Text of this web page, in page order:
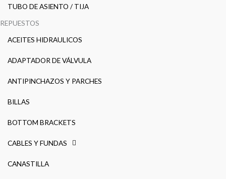
TUBO DE ASIENTO / TIJA
REPUESTOS
ACEITES HIDRAULICOS
ADAPTADOR DE VÁLVULA
ANTIPINCHAZOS Y PARCHES
BILLAS
BOTTOM BRACKETS
CABLES Y FUNDAS
CANASTILLA